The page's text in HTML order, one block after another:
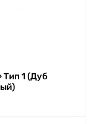
1 (Дуб